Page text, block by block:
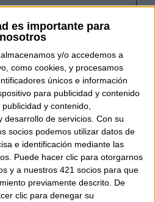
es importante para
nosotros
almacenamos y/o accedemos a
como cookies, y procesamos
únicos e información
para publicidad y contenido
y contenido,
desarrollo de servicios. Con su
socios podemos utilizar datos de
e identificación mediante las
Puede hacer clic para otorgarnos
y a nuestros 421 socios para que
previamente descrito. De
clic para denegar su
QUERCIA
Plinio Visona'.
Italia.
con cierre de cremallera.
e imán.
piel extensible y extraíble
bandolera.
becerropieno fiore.
x 22 cm.